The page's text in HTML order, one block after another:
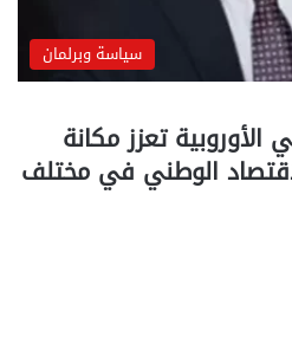
سياسة وبرلمان
تعزز مكانة
الوطني في مختلف